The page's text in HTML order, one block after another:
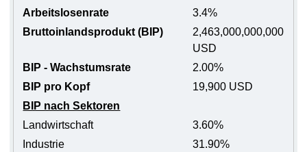
Arbeitslosenrate
3.4%
Bruttoinlandsprodukt (BIP)
2,463,000,000,000
USD
BIP - Wachstumsrate
2.00%
BIP pro Kopf
19,900 USD
BIP nach Sektoren
Landwirtschaft
3.60%
Industrie
31.90%